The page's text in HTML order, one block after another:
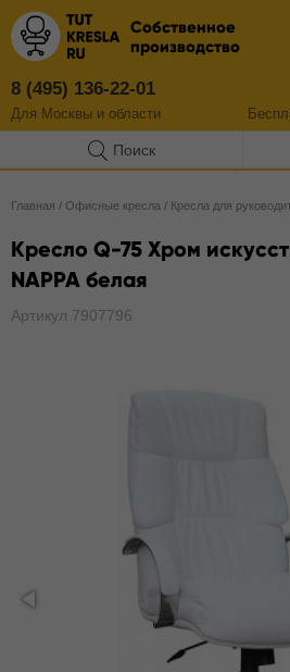
Собственное
производство
8 (495) 136-22-01
Для Москвы и области
Поиск
Главная / Офисные кресла / Кресла для
Кресло Q-75 Хром
NAPPA белая
Артикул 7907796